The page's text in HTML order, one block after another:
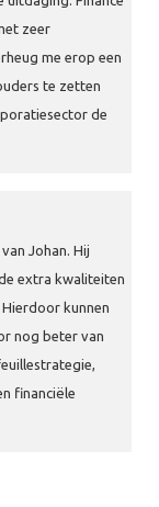
zeer
me erop een
te zetten
de
Johan. Hij
extra kwaliteiten
kunnen
nog beter van
financiële